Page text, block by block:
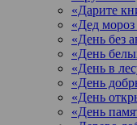
«Дарите
«Дед мороз
«День без
«День
«День в
«День
«День
«День